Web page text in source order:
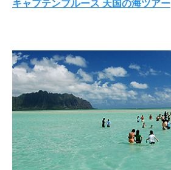
キャプテンブルース 天国の海ツアー